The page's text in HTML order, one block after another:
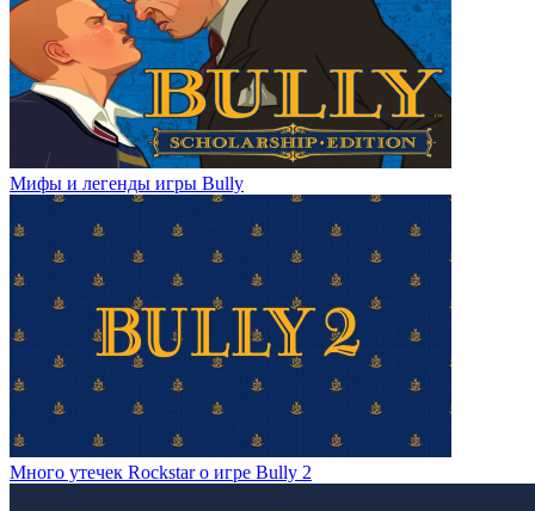
Мифы и легенды игры Bully
Много утечек Rockstar о игре Bully 2